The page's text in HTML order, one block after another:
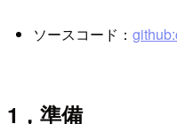
ソースコード：
1，準備